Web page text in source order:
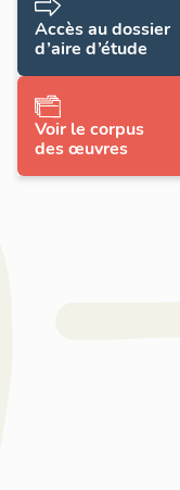
Accès au dossier
d’aire d’étude
Voir le corpus
des œuvres